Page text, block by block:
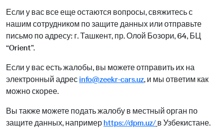
Если у вас все еще остаются вопросы, свяжитесь с
нашим сотрудником по защите данных или отправьте
письмо по адресу: г. Ташкент, пр. Олой Бозори, 64, БЦ
“Orient”.
Если у вас есть жалобы, вы можете отправить их на
электронный адресinfo@zeekr-cars.uz, и мы ответим как
можно скорее.
Вы также можете подать жалобу в местный орган по
защите данных, напримерhttps://dpm.uz/ в Узбекистане.